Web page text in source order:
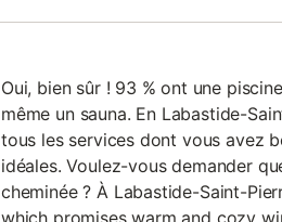
Oui, bien sûr ! 93 % ont une
même un sauna. En Labastide-
tous les services dont vous avez
idéales. Voulez-vous demander
cheminée ? À Labastide-Saint-
which promises warm and cozy